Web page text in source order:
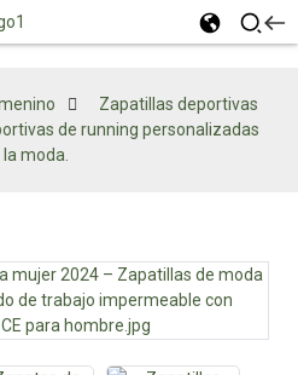
Zapatillas deportivas
de running personalizadas
moda.